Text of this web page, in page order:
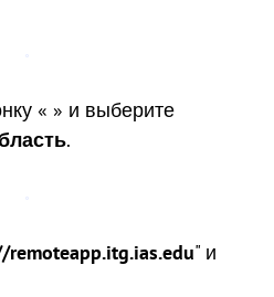
« » и выберите
.
" и